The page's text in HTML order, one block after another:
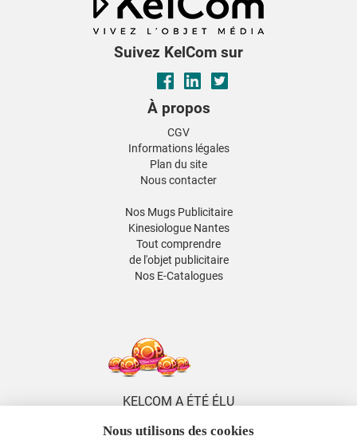
Suivez KelCom sur
À propos
CGV
Informations légales
Plan du site
Nous contacter
Nos Mugs Publicitaire
Kinesiologue Nantes
Tout comprendre
de l'objet publicitaire
Nos E-Catalogues
KELCOM A ÉTÉ ÉLU
DE L'ANNÉE
Nous utilisons des cookies